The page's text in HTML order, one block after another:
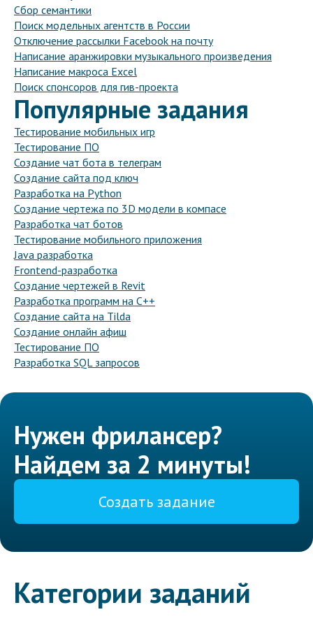
Сбор семантики
Поиск модельных агентств в России
Отключение рассылки Facebook на почту
Написание аранжировки музыкального произведения
Написание макроса Excel
Поиск спонсоров для гив-проекта
Популярные задания
Тестирование мобильных игр
Тестирование ПО
Создание чат бота в телеграм
Создание сайта под ключ
Разработка на Python
Создание чертежа по 3D модели в компасе
Разработка чат ботов
Тестирование мобильного приложения
Java разработка
Frontend-разработка
Создание чертежей в Revit
Разработка программ на C++
Создание сайта на Tilda
Создание онлайн афиш
Тестирование ПО
Разработка SQL запросов
Нужен фрилансер?
Найдем за 2 минуты!
Создать задание
Категории заданий